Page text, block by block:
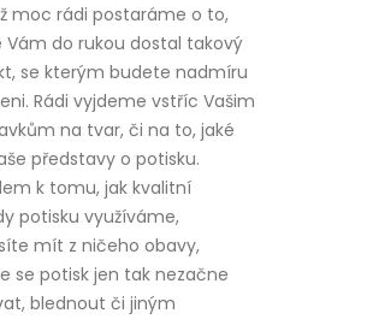
moc rádi postaráme o to,
Vám do rukou dostal takový
se kterým budete nadmíru
Rádi vyjdeme vstříc Vašim
na tvar, či na to, jaké
představy o potisku.
k tomu, jak kvalitní
potisku využíváme,
mít z ničeho obavy,
se potisk jen tak nezačne
blednout či jiným